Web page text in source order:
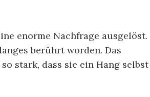
enorme Nachfrage ausgelöst.
berührt worden. Das
stark, dass sie ein Hang selbst